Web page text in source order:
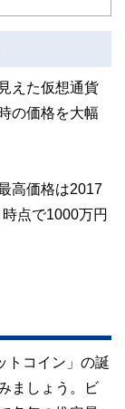
、社会保険労務
コンサルタントな
、ローンなどの話
や経済に精通した
を提供するお金の
えた仮想通貨
の価格を大幅
高価格は2017
点で1000万円
トコイン」の誕
ましょう。ビ